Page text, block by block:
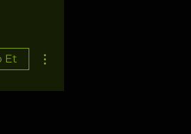
Et